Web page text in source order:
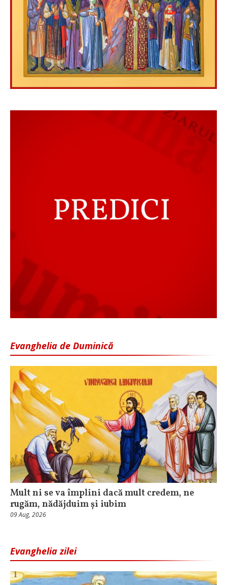
Evanghelia de Duminică
Mult ni se va împlini dacă mult credem, ne
rugăm, nădăjduim și iubim
09 Aug, 2026
Evanghelia zilei